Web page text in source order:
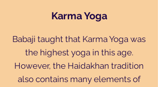
Karma Yoga
Babaji taught that Karma Yoga was
the highest yoga in this age.
However, the Haidakhan tradition
also contains many elements of